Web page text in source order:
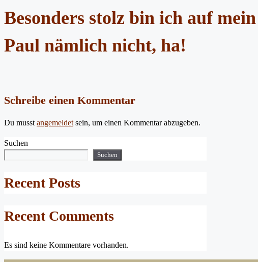
Besonders stolz bin ich auf
Paul nämlich nicht, ha!
Schreibe einen Kommentar
Du musst angemeldet sein, um einen Kommentar abzugeben.
Suchen
Suchen
Recent Posts
Recent Comments
Es sind keine Kommentare vorhanden.